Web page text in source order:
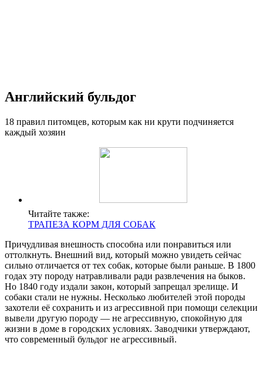
Английский бульдог
18 правил питомцев, которым как ни крути подчиняется
каждый хозяин
Читайте также:
ТРАПЕЗА КОРМ ДЛЯ СОБАК
Причудливая внешность способна или понравиться или
оттолкнуть. Внешний вид, который можно увидеть сейчас
сильно отличается от тех собак, которые были раньше. В 1800
годах эту породу натравливали ради развлечения на быков.
Но 1840 году издали закон, который запрещал зрелище. И
собаки стали не нужны. Несколько любителей этой породы
захотели её сохранить и из агрессивной при помощи селекции
вывели другую породу — не агрессивную, спокойную для
жизни в доме в городских условиях. Заводчики утверждают,
что современный бульдог не агрессивный.